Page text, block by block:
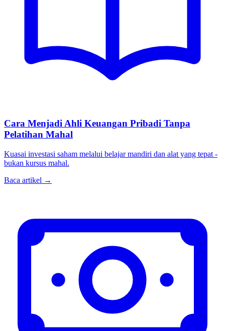
Cara Menjadi Ahli Keuangan Pribadi Tanpa
Pelatihan Mahal
Kuasai investasi saham melalui belajar mandiri dan alat yang tepat -
bukan kursus mahal.
Baca artikel →